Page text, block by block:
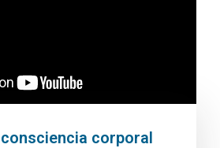
corporal